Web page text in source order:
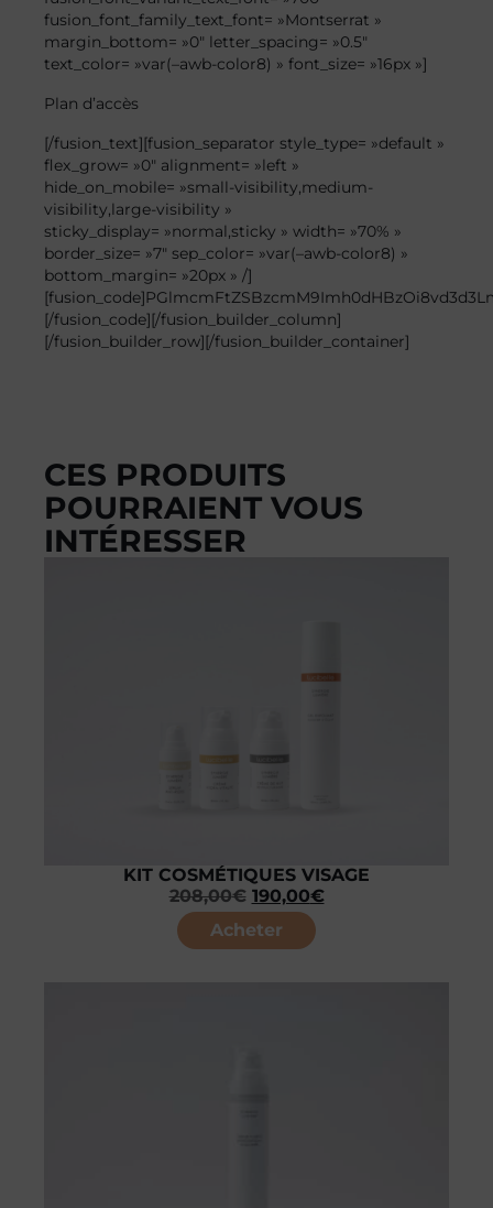
fusion_font_family_text_font= »Montserrat »
margin_bottom= »0″ letter_spacing= »0.5″
text_color= »var(–awb-color8) » font_size= »16px »]
Plan d’accès
[/fusion_text][fusion_separator style_type= »default »
flex_grow= »0″ alignment= »left »
hide_on_mobile= »small-visibility,medium-
visibility,large-visibility »
sticky_display= »normal,sticky » width= »70% »
border_size= »7″ sep_color= »var(–awb-color8) »
bottom_margin= »20px » /]
[/fusion_code][/fusion_builder_column]
[/fusion_builder_row][/fusion_builder_container]
CES PRODUITS
POURRAIENT VOUS
INTÉRESSER
KIT COSMÉTIQUES VISAGE
208,00€ 190,00€
Acheter